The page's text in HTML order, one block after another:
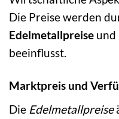
Die Preise werden
Edelmetallpreise und
beeinflusst.
Marktpreis und
Die Edelmetallpreise